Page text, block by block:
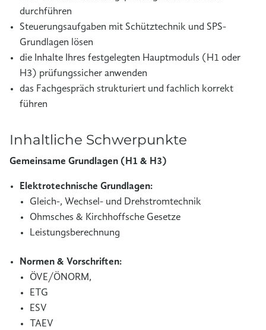
durchführen
Steuerungsaufgaben mit Schütztechnik und SPS-
Grundlagen lösen
die Inhalte Ihres festgelegten Hauptmoduls (H1 oder
H3) prüfungssicher anwenden
das Fachgespräch strukturiert und fachlich korrekt
führen
Inhaltliche Schwerpunkte
Gemeinsame Grundlagen (H1 & H3)
Elektrotechnische Grundlagen:
Gleich-, Wechsel- und Drehstromtechnik
Ohmsches & Kirchhoffsche Gesetze
Leistungsberechnung
Normen & Vorschriften:
ÖVE/ÖNORM,
ETG
ESV
TAEV